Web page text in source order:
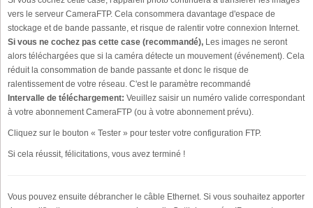
vers le serveur CameraFTP. Cela consommera davantage d'espace de
stockage et de bande passante, et risque de ralentir votre connexion Internet.
Si vous ne cochez pas cette case (recommandé), Les images ne seront
alors téléchargées que si la caméra détecte un mouvement (événement). Cela
réduit la consommation de bande passante et donc le risque de
ralentissement de votre réseau. C'est le paramètre recommandé
Intervalle de téléchargement: Veuillez saisir un numéro valide correspondant
à votre abonnement CameraFTP (ou à votre abonnement prévu).
Cliquez sur le bouton « Tester » pour tester votre configuration FTP.
Si cela réussit, félicitations, vous avez terminé !
Vous pouvez ensuite débrancher le câble Ethernet. Si vous souhaitez apporter